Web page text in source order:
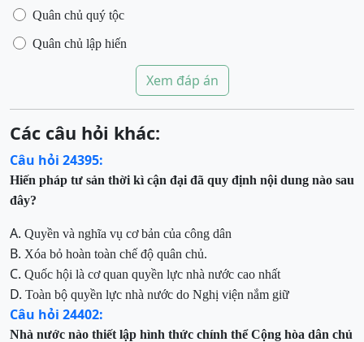
Quân chủ quý tộc
Quân chủ lập hiến
Xem đáp án
Các câu hỏi khác:
Câu hỏi 24395:
Hiến pháp tư sản thời kì cận đại đã quy định nội dung nào sau
đây?
A. Quyền và nghĩa vụ cơ bản của công dân
B. Xóa bỏ hoàn toàn chế độ quân chủ.
C. Quốc hội là cơ quan quyền lực nhà nước cao nhất
D. Toàn bộ quyền lực nhà nước do Nghị viện nắm giữ
Câu hỏi 24402:
Nhà nước nào thiết lập hình thức chính thể Cộng hòa dân chủ